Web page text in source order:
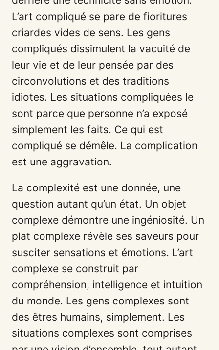
L’art compliqué se pare de fioritures
criardes vides de sens. Les gens
compliqués dissimulent la vacuité de
leur vie et de leur pensée par des
circonvolutions et des traditions
idiotes. Les situations compliquées le
sont parce que personne n’a exposé
simplement les faits. Ce qui est
compliqué se démêle. La complication
est une aggravation.
La complexité est une donnée, une
question autant qu’un état. Un objet
complexe démontre une ingéniosité. Un
plat complexe révèle ses saveurs pour
susciter sensations et émotions. L’art
complexe se construit par
compréhension, intelligence et intuition
du monde. Les gens complexes sont
des êtres humains, simplement. Les
situations complexes sont comprises